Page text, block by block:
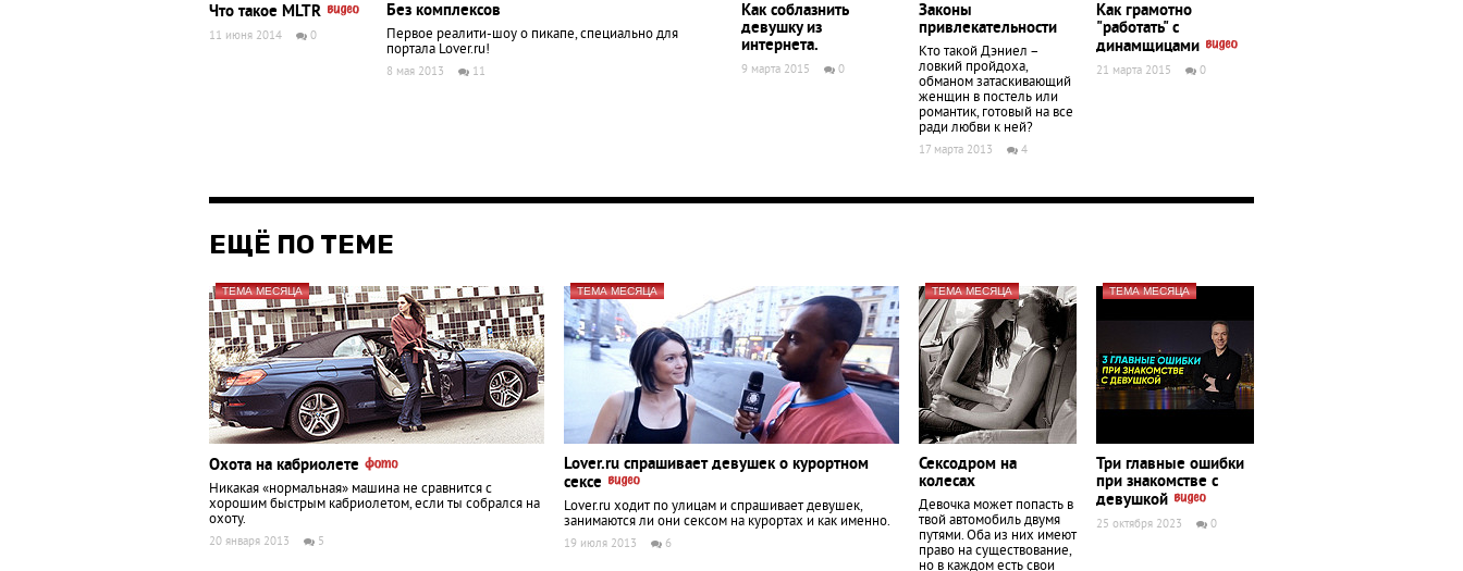
Что такое MLTR
11 июня 2014 0
Без комплексов
Первое реалити-шоу о пикапе, специально для
портала Lover.ru!
8 мая 2013 11
Как соблазнить
девушку из
интернета.
9 марта 2015 0
Законы
привлекательности
Кто такой Дэниел –
ловкий пройдоха,
обманом затаскивающий
женщин в постель или
романтик, готовый на все
ради любви к ней?
17 марта 2013 4
Как грамотно
"работать" с
динамщицами
21 марта 2015 0
ЕЩЁ ПО ТЕМЕ
ТЕМА МЕСЯЦА
Охота на кабриолете
Никакая «нормальная» машина не сравнится с
хорошим быстрым кабриолетом, если ты собрался на
охоту.
20 января 2013 5
ТЕМА МЕСЯЦА
Lover.ru спрашивает девушек о курортном
сексе
Lover.ru ходит по улицам и спрашивает девушек,
занимаются ли они сексом на курортах и как именно.
19 июля 2013 6
ТЕМА МЕСЯЦА
Сексодром на
колесах
Девочка может попасть в
твой автомобиль двумя
путями. Оба из них имеют
право на существование,
но в каждом есть свои
ТЕМА МЕСЯЦА
Три главные ошибки
при знакомстве с
девушкой
25 октября 2023 0